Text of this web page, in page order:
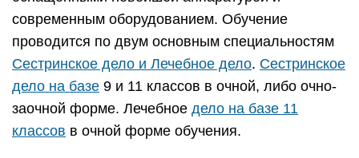
современным оборудованием. Обучение
проводится по двум основным специальностям
Сестринское дело и Лечебное дело. Сестринское
дело на базе 9 и 11 классов в очной, либо очно-
заочной форме. Лечебное дело на базе 11
классов в очной форме обучения.